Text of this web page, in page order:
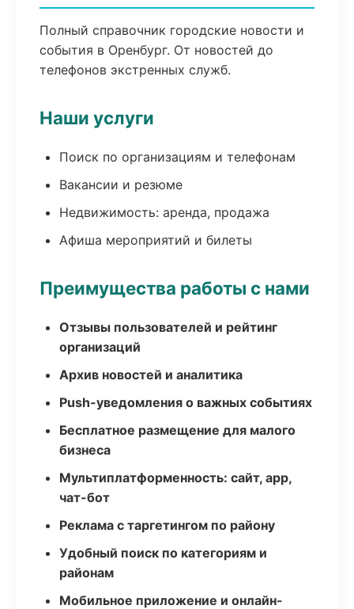
Полный справочник городские новости и
события в Оренбург. От новостей до
телефонов экстренных служб.
Наши услуги
Поиск по организациям и телефонам
Вакансии и резюме
Недвижимость: аренда, продажа
Афиша мероприятий и билеты
Преимущества работы с нами
Отзывы пользователей и рейтинг
организаций
Архив новостей и аналитика
Push-уведомления о важных событиях
Бесплатное размещение для малого
бизнеса
Мультиплатформенность: сайт, app,
чат-бот
Реклама с таргетингом по району
Удобный поиск по категориям и
районам
Мобильное приложение и онлайн-